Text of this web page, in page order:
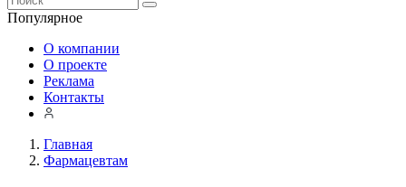
Популярное
О компании
О проекте
Реклама
Контакты
Главная
Фармацевтам